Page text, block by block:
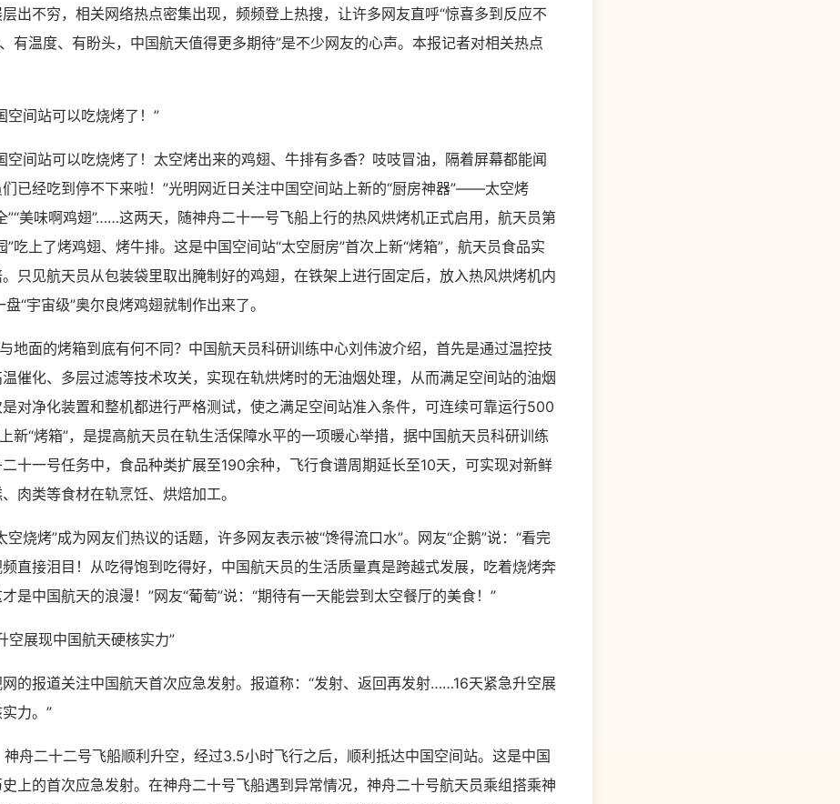
出不穷，相关网络热点密集出现，频频登上热搜，让许多网友直呼“惊喜多到反应不
有温度、有盼头，中国航天值得更多期待”是不少网友的心声。本报记者对相关热点
间站可以吃烧烤了！”
间站可以吃烧烤了！太空烤出来的鸡翅、牛排有多香？吱吱冒油，隔着屏幕都能闻
已经吃到停不下来啦！”光明网近日关注中国空间站上新的“厨房神器”——太空烤
”“美味啊鸡翅”……这两天，随神舟二十一号飞船上行的热风烘烤机正式启用，航天员第
”吃上了烤鸡翅、烤牛排。这是中国空间站“太空厨房”首次上新“烤箱”，航天员食品实
只见航天员从包装袋里取出腌制好的鸡翅，在铁架上进行固定后，放入热风烘烤机内
“宇宙级”奥尔良烤鸡翅就制作出来了。
面的烤箱到底有何不同？中国航天员科研训练中心刘伟波介绍，首先是通过温控技
催化、多层过滤等技术攻关，实现在轨烘烤时的无油烟处理，从而满足空间站的油烟
对净化装置和整机都进行严格测试，使之满足空间站准入条件，可连续可靠运行500
新“烤箱”，是提高航天员在轨生活保障水平的一项暖心举措，据中国航天员科研训练
十一号任务中，食品种类扩展至190余种，飞行食谱周期延长至10天，可实现对新鲜
肉类等食材在轨烹饪、烘焙加工。
烧烤”成为网友们热议的话题，许多网友表示被“馋得流口水”。网友“企鹅”说：“看完
直接泪目！从吃得饱到吃得好，中国航天员的生活质量真是跨越式发展，吃着烧烤奔
是中国航天的浪漫！”网友“葡萄”说：“期待有一天能尝到太空餐厅的美食！”
展现中国航天硬核实力”
报道关注中国航天首次应急发射。报道称：“发射、返回再发射……16天紧急升空展
力。”
二十二号飞船顺利升空，经过3.5小时飞行之后，顺利抵达中国空间站。这是中国
上的首次应急发射。在神舟二十号飞船遇到异常情况，神舟二十号航天员乘组搭乘神